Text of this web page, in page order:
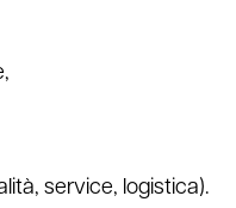
service, logistica).